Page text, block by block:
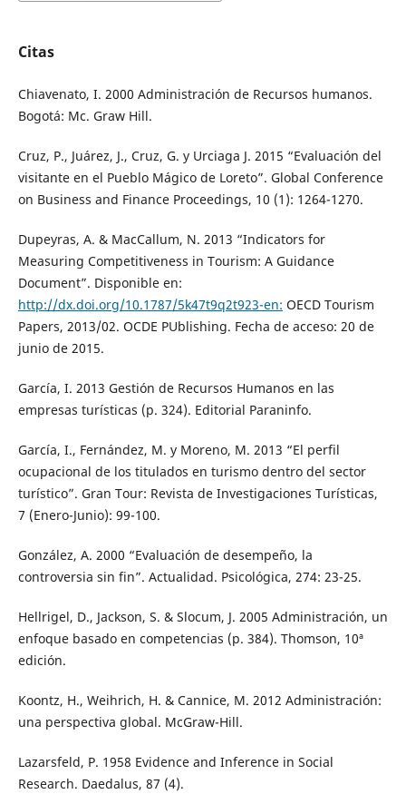
Citas
Chiavenato, I. 2000 Administración de Recursos humanos.
Bogotá: Mc. Graw Hill.
Cruz, P., Juárez, J., Cruz, G. y Urciaga J. 2015 “Evaluación del
visitante en el Pueblo Mágico de Loreto”. Global Conference
on Business and Finance Proceedings, 10 (1): 1264-1270.
Dupeyras, A. & MacCallum, N. 2013 “Indicators for
Measuring Competitiveness in Tourism: A Guidance
Document”. Disponible en:
http://dx.doi.org/10.1787/5k47t9q2t923-en: OECD Tourism
Papers, 2013/02. OCDE PUblishing. Fecha de acceso: 20 de
junio de 2015.
García, I. 2013 Gestión de Recursos Humanos en las
empresas turísticas (p. 324). Editorial Paraninfo.
García, I., Fernández, M. y Moreno, M. 2013 “El perfil
ocupacional de los titulados en turismo dentro del sector
turístico”. Gran Tour: Revista de Investigaciones Turísticas,
7 (Enero-Junio): 99-100.
González, A. 2000 “Evaluación de desempeño, la
controversia sin fin”. Actualidad. Psicológica, 274: 23-25.
Hellrigel, D., Jackson, S. & Slocum, J. 2005 Administración, un
enfoque basado en competencias (p. 384). Thomson, 10ª
edición.
Koontz, H., Weihrich, H. & Cannice, M. 2012 Administración:
una perspectiva global. McGraw-Hill.
Lazarsfeld, P. 1958 Evidence and Inference in Social
Research. Daedalus, 87 (4).